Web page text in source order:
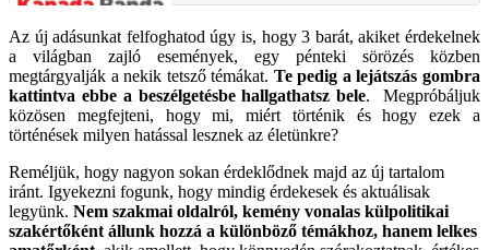
Az új adásunkat felfoghatod úgy is, hogy 3 barát, akiket érdekelnek
a világban zajló események, egy pénteki sörözés közben
megtárgyalják a nekik tetsző témákat. Te pedig a lejátszás gombra
kattintva ebbe a beszélgetésbe hallgathatsz bele. Megpróbáljuk
közösen megfejteni, hogy mi, miért történik és hogy ezek a
történések milyen hatással lesznek az életünkre?
Reméljük, hogy nagyon sokan érdeklődnek majd az új tartalom
iránt. Igyekezni fogunk, hogy mindig érdekesek és aktuálisak
legyünk. Nem szakmai oldalról, kemény vonalas külpolitikai
szakértőként állunk hozzá a különböző témákhoz, hanem lelkes